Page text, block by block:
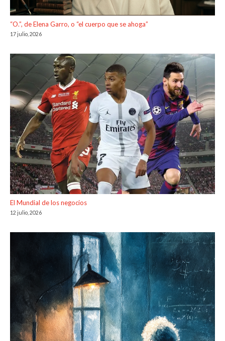
“O.”, de Elena Garro, o “el cuerpo que se ahoga”
17 julio, 2026
El Mundial de los negocios
12 julio, 2026